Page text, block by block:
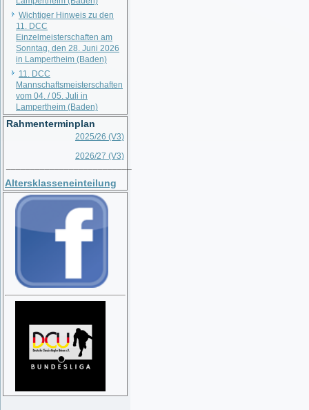
Wichtiger Hinweis zu den
11. DCC
Einzelmeisterschaften am
Sonntag, den 28. Juni 2026
in Lampertheim (Baden)
11. DCC
Mannschaftsmeisterschaften
vom 04. / 05. Juli in
Lampertheim (Baden)
Rahmenterminplan
2025/26 (V3)
2026/27 (V3)
Altersklasseneinteilung